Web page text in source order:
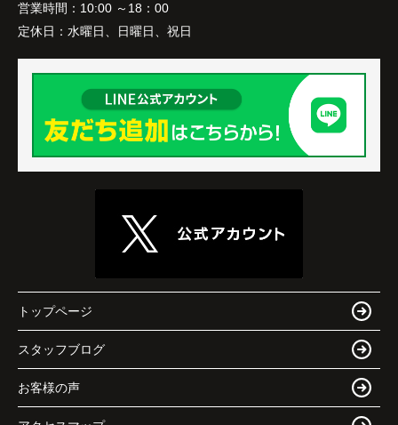
営業時間： 10:00 ～18：00
定休日： 水曜日、日曜日、祝日
トップページ
スタッフブログ
お客様の声